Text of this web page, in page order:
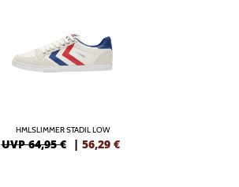
HMLSLIMMER STADIL LOW
UVP 64,95 € | 56,29 €